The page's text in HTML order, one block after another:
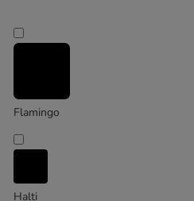
Halsbandshängen
flexi
GOLEYGO
Hurtta
Flamingo
Halti